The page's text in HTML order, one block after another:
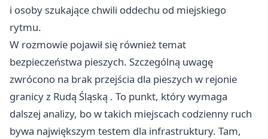
i osoby szukające chwili oddechu od miejskiego
rytmu.
W rozmowie pojawił się również temat
bezpieczeństwa pieszych. Szczególną uwagę
zwrócono na brak przejścia dla pieszych w rejonie
granicy z Rudą Śląską . To punkt, który wymaga
dalszej analizy, bo w takich miejscach codzienny ruch
bywa największym testem dla infrastruktury. Tam,